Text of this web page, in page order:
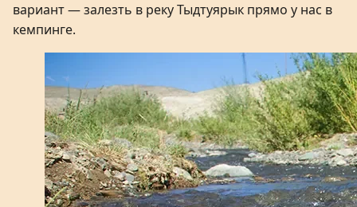
вариант — залезть в реку Тыдтуярык прямо у нас в
кемпинге.